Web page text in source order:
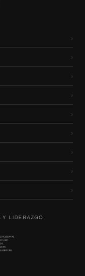
›
›
›
›
›
›
›
›
›
Y LIDERAZGO